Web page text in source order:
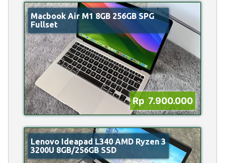
Macbook Air M1 8GB 256GB SPG
Fullset
Rp 7.900.000
Lenovo Ideapad L340 AMD Ryzen 3
3200U 8GB/256GB SSD